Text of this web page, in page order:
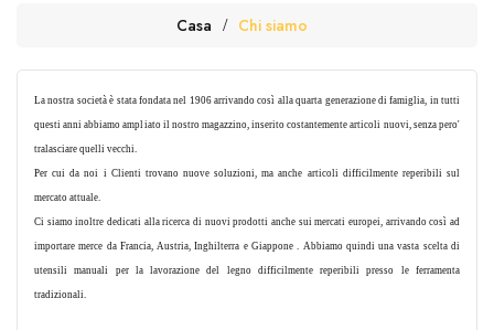
Casa Chi siamo
La nostra società è stata fondata nel 1906 arrivando così alla quarta generazione di famiglia, in tutti
questi anni abbiamo ampliato il nostro magazzino, inserito costantemente articoli nuovi, senza pero'
tralasciare quelli vecchi.
Per cui da noi i Clienti trovano nuove soluzioni, ma anche articoli difficilmente reperibili sul
mercato attuale.
Ci siamo inoltre dedicati alla ricerca di nuovi prodotti anche sui mercati europei, arrivando così ad
importare merce da Francia, Austria, Inghilterra e Giappone . Abbiamo quindi una vasta scelta di
utensili manuali per la lavorazione del legno difficilmente reperibili presso le ferramenta
tradizionali.